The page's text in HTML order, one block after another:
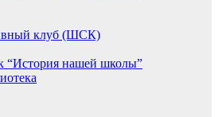
клуб (ШСК)
“История нашей школы”